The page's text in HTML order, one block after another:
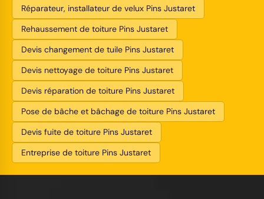
Réparateur, installateur de velux Pins Justaret
Rehaussement de toiture Pins Justaret
Devis changement de tuile Pins Justaret
Devis nettoyage de toiture Pins Justaret
Devis réparation de toiture Pins Justaret
Pose de bâche et bâchage de toiture Pins Justaret
Devis fuite de toiture Pins Justaret
Entreprise de toiture Pins Justaret